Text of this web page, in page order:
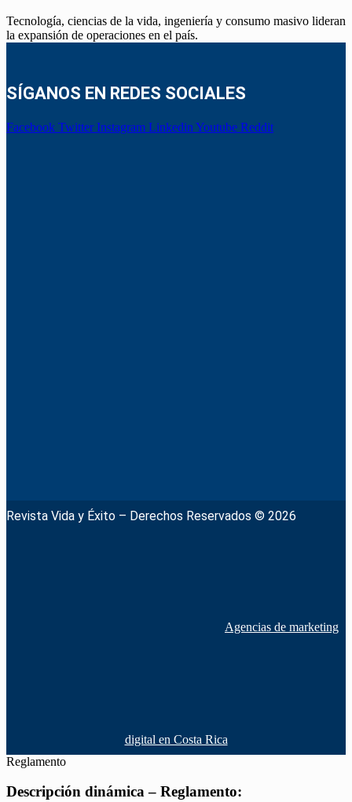
Tecnología, ciencias de la vida, ingeniería y consumo masivo lideran
la expansión de operaciones en el país.
SÍGANOS EN REDES SOCIALES
Facebook Twitter Instagram Linkedin Youtube Reddit
Revista Vida y Éxito – Derechos Reservados © 2026
Agencias de marketing
digital en Costa Rica
Reglamento
Descripción dinámica – Reglamento: